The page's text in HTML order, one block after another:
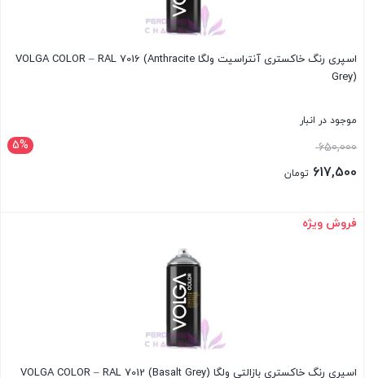
اسپری رنگ خاکستری آنتراسیت ولگا VOLGA COLOR – RAL 7016 (Anthracite
Grey)
موجود در انبار
5% 650,000قیمت
اصلی:
بود.
617,500 تومان
فعلی:
بستن
فروش ویژه
اسپری رنگ خاکستری بازالتی ولگا VOLGA COLOR – RAL 7012 (Basalt Grey)